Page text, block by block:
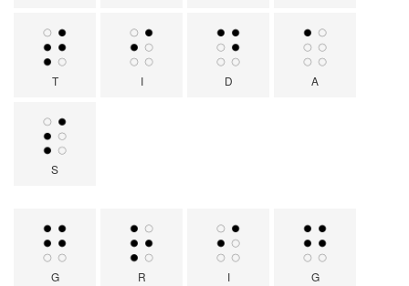
T I D A
S
G R I G